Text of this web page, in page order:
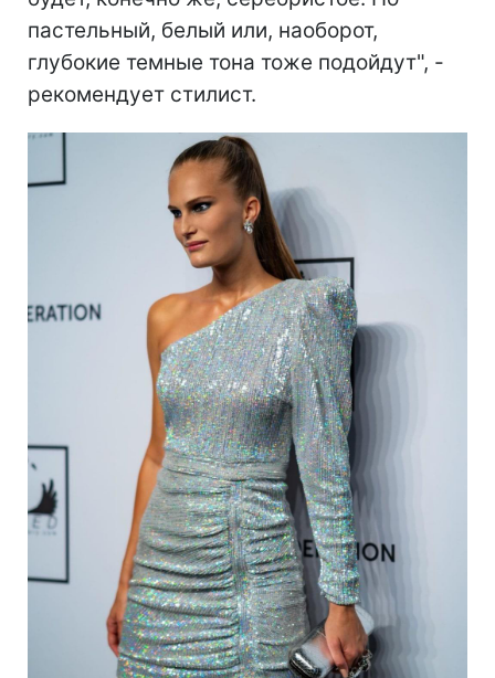
пастельный, белый или, наоборот,
глубокие темные тона тоже подойдут", -
рекомендует стилист.